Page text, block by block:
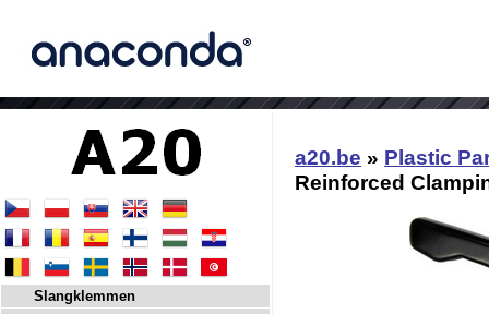
a20.be » Plastic
Reinforced
Slangklemmen